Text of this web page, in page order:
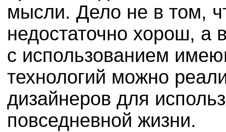
мысли. Дело не в том,
недостаточно хорош, а
с использованием
технологий можно
дизайнеров для
повседневной жизни.